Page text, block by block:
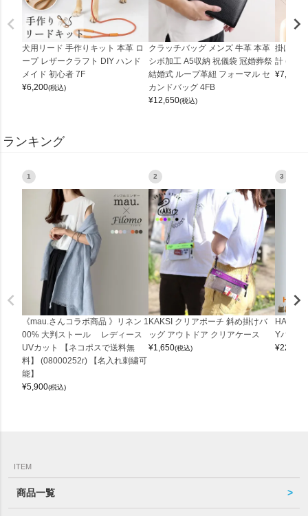
犬用リード 手作りキット 本革 ロ
ープ レザークラフト DIY ハンド
メイド 初心者 7F
¥6,200(税込)
クラッチバッグ メンズ 牛革 本革
シボ加工 A5収納 祝儀袋 冠婚葬祭
結婚式 ループ革紐 フォーマル セ
カンドバッグ 4FB
¥12,650(税込)
掛け時
計
¥7,150
ランキング
1
《mau.さんコラボ商品 》リネン 1
00% 大判ストール レディース
UVカット 【ネコポスで送料無
料】 (08000252r) 【名入れ刺繍可
能】
¥5,900(税込)
2
KAKSI クリアポーチ 斜め掛けバ
ッグ アウトドア クリアケース
¥1,650(税込)
3
Yバッグ
¥22,000
ITEM
商品一覧